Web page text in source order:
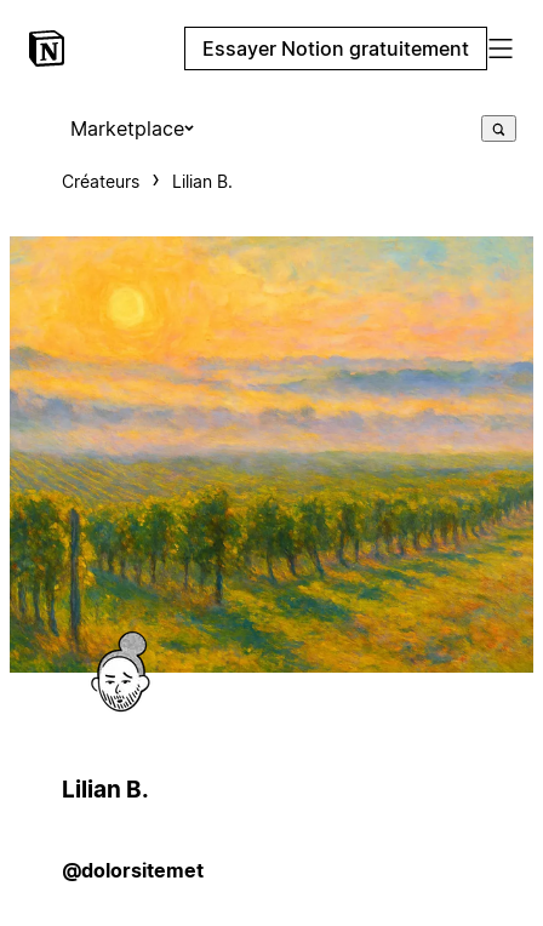
Essayer Notion gratuitement
Marketplace
Créateurs Lilian B.
Lilian B.
@dolorsitemet